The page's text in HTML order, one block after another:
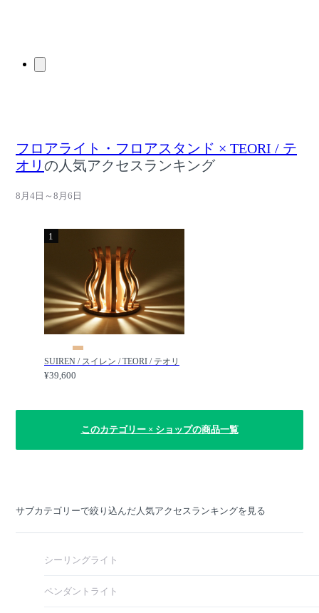
フロアライト・フロアスタンド × TEORI / テ
オリ の人気アクセスランキング
8月4日～8月6日
1
SUIREN / スイレン / TEORI / テオリ
¥39,600
このカテゴリー × ショップの商品一覧
サブカテゴリーで絞り込んだ人気アクセスランキングを見る
シーリングライト
ペンダントライト